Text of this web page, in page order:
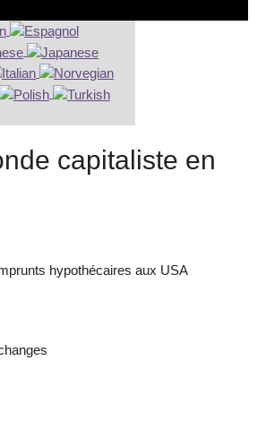
capitaliste en
hypothécaires aux USA